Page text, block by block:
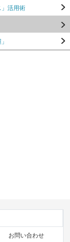
活用術
お問い合わせ